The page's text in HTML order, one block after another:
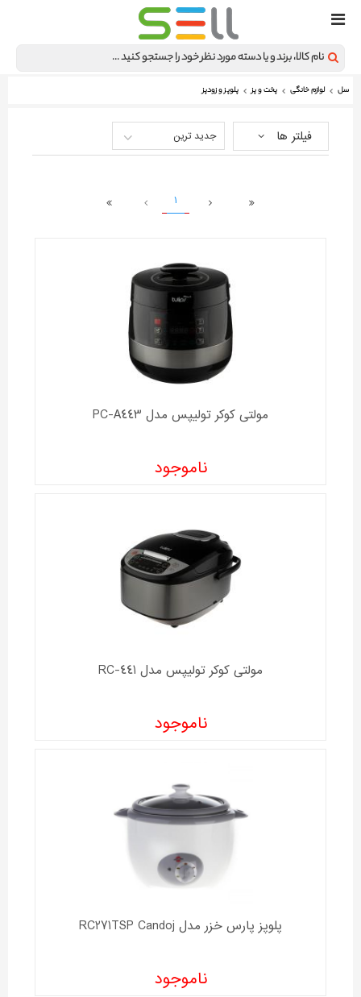
سل لوازم خانگی پخت و پز پلوپز و زودپز
فیلتر ها جدید ترین
1
مولتی کوکر تولیپس مدل PC-A443
ناموجود
مولتی کوکر تولیپس مدل RC-441
ناموجود
پلوپز پارس خزر مدل RC271TSP Candoj
ناموجود